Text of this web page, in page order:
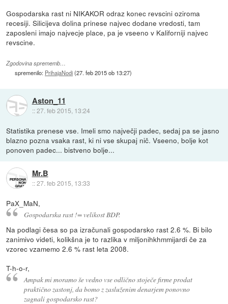
Gospodarska rast ni NIKAKOR odraz konec revscini oziroma
recesiji. Silicijeva dolina prinese najvec dodane vredosti, tam
zaposleni imajo najvecje place, pa je vseeno v Kaliforniji najvec
revscine.
Zgodovina sprememb…
spremenilo: PrihajaNodi(27. feb 2015 ob 13:27)
Aston_11
::27. feb 2015, 13:24
Statistika prenese vse. Imeli smo največji padec, sedaj pa se jasno
blazno pozna vsaka rast, ki ni vse skupaj nič. Vseeno, bolje kot
ponoven padec... bistveno bolje...
Mr.B
::27. feb 2015, 13:33
PaX_MaN,
Gospodarska rast != velikost BDP.
Na podlagi česa so pa izračunali gospodarsko rast 2.6 %. Bi bilo
zanimivo videti, kolikšna je to razlika v miljonihkhmmijardi če za
vzorec vzamemo 2.6 % rast leta 2008.
T-h-o-r,
Ampak mi moramo še vedno vse odlično stoječe firme prodat
praktično zastonj, da bomo z zasluženim denarjem ponovno
zagnali gospodarsko rast?